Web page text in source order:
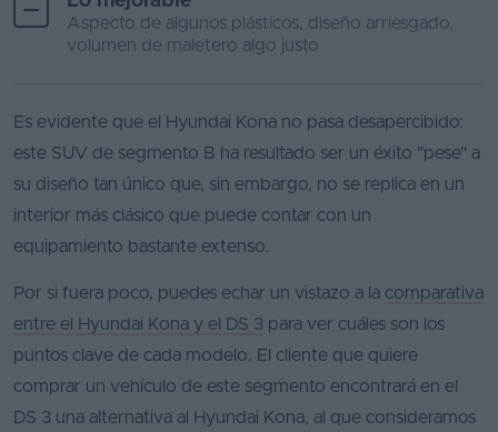
Aspecto de algunos plásticos, diseño arriesgado,
volumen de maletero algo justo
Es evidente que el Hyundai Kona no pasa desapercibido:
este SUV de segmento B ha resultado ser un éxito "pese" a
su diseño tan único que, sin embargo, no se replica en un
interior más clásico que puede contar con un
equipamiento bastante extenso.
Por si fuera poco, puedes echar un vistazo a la comparativa
entre el Hyundai Kona y el DS 3 para ver cuáles son los
puntos clave de cada modelo. El cliente que quiere
comprar un vehículo de este segmento encontrará en el
DS 3 una alternativa al Hyundai Kona, al que consideramos